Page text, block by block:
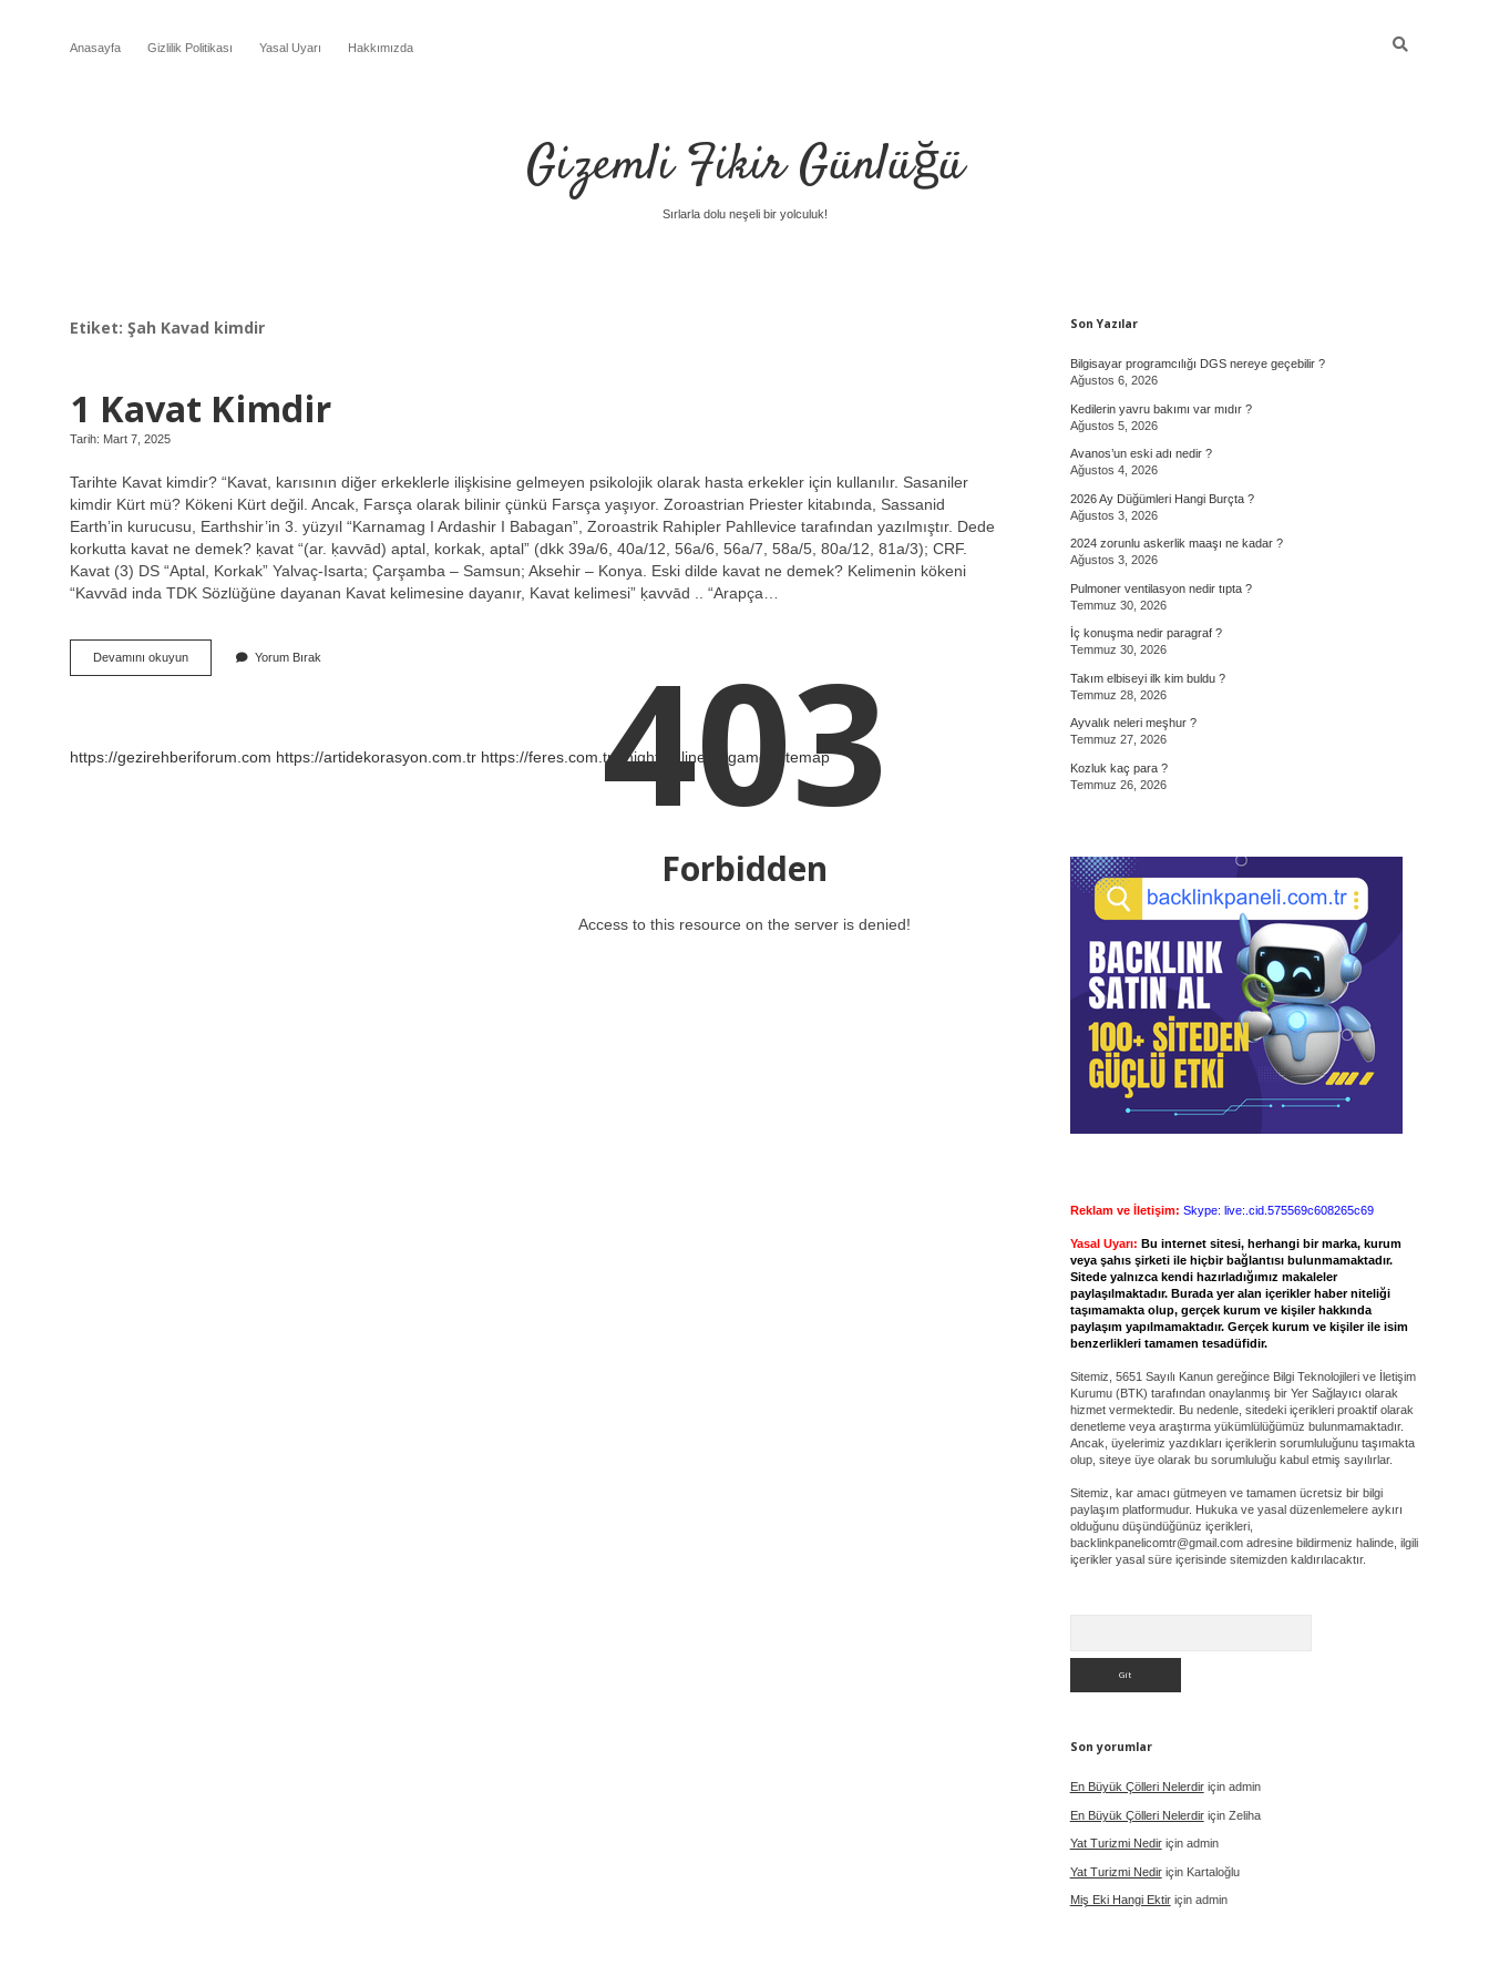
Anasayfa Gizlilik Politikası Yasal Uyarı Hakkımızda
Gizemli Fikir Günlüğü
Sırlarla dolu neşeli bir yolculuk!
Etiket: Şah Kavad kimdir
1 Kavat Kimdir
Tarih: Mart 7, 2025
Tarihte Kavat kimdir? “Kavat, karısının diğer erkeklerle ilişkisine gelmeyen psikolojik olarak hasta erkekler için kullanılır. Sasaniler
kimdir Kürt mü? Kökeni Kürt değil. Ancak, Farsça olarak bilinir çünkü Farsça yaşıyor. Zoroastrian Priester kitabında, Sassanid
Earth’in kurucusu, Earthshir’in 3. yüzyıl “Karnamag I Ardashir I Babagan”, Zoroastrik Rahipler Pahllevice tarafından yazılmıştır. Dede
korkutta kavat ne demek? ḳavat “(ar. ḳavvād) aptal, korkak, aptal” (dkk 39a/6, 40a/12, 56a/6, 56a/7, 58a/5, 80a/12, 81a/3); CRF.
Kavat (3) DS “Aptal, Korkak” Yalvaç-Isarta; Çarşamba – Samsun; Aksehir – Konya. Eski dilde kavat ne demek? Kelimenin kökeni
“Kavvād inda TDK Sözlüğüne dayanan Kavat kelimesine dayanır, Kavat kelimesi” ḳavvād .. “Arapça…
Devamını okuyun1
Kavat
Yorum Bırak
https://gezirehberiforum.com https://artidekorasyon.com.tr https://feres.com.tr knight online nttgame Sitemap
Sidebar
Son Yazılar
Bilgisayar programcılığı DGS nereye geçebilir ?
Ağustos 6, 2026
Kedilerin yavru bakımı var mıdır ?
Ağustos 5, 2026
Avanos’un eski adı nedir ?
Ağustos 4, 2026
2026 Ay Düğümleri Hangi Burçta ?
Ağustos 3, 2026
2024 zorunlu askerlik maaşı ne kadar ?
Ağustos 3, 2026
Pulmoner ventilasyon nedir tıpta ?
Temmuz 30, 2026
İç konuşma nedir paragraf ?
Temmuz 30, 2026
Takım elbiseyi ilk kim buldu ?
Temmuz 28, 2026
Ayvalık neleri meşhur ?
Temmuz 27, 2026
Kozluk kaç para ?
Temmuz 26, 2026
Reklam ve İletişim: Skype: live:.cid.575569c608265c69
Yasal Uyarı: Bu internet sitesi, herhangi bir marka, kurum
veya şahıs şirketi ile hiçbir bağlantısı bulunmamaktadır.
Sitede yalnızca kendi hazırladığımız makaleler
paylaşılmaktadır. Burada yer alan içerikler haber niteliği
taşımamakta olup, gerçek kurum ve kişiler hakkında
paylaşım yapılmamaktadır. Gerçek kurum ve kişiler ile isim
benzerlikleri tamamen tesadüfidir.
Sitemiz, 5651 Sayılı Kanun gereğince Bilgi Teknolojileri ve İletişim
Kurumu (BTK) tarafından onaylanmış bir Yer Sağlayıcı olarak
hizmet vermektedir. Bu nedenle, sitedeki içerikleri proaktif olarak
denetleme veya araştırma yükümlülüğümüz bulunmamaktadır.
Ancak, üyelerimiz yazdıkları içeriklerin sorumluluğunu taşımakta
olup, siteye üye olarak bu sorumluluğu kabul etmiş sayılırlar.
Sitemiz, kar amacı gütmeyen ve tamamen ücretsiz bir bilgi
paylaşım platformudur. Hukuka ve yasal düzenlemelere aykırı
olduğunu düşündüğünüz içerikleri,
backlinkpanelicomtr@gmail.comadresine bildirmeniz halinde, ilgili
içerikler yasal süre içerisinde sitemizden kaldırılacaktır.
Son yorumlar
En Büyük Çölleri Nelerdiriçin admin
En Büyük Çölleri Nelerdiriçin Zeliha
Yat Turizmi Nediriçin admin
Yat Turizmi Nediriçin Kartaloğlu
Miş Eki Hangi Ektiriçin admin
403
Forbidden
Access to this resource on the server is denied!